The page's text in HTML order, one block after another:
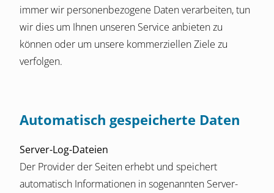
immer wir personenbezogene Daten verarbeiten, tun
wir dies um Ihnen unseren Service anbieten zu
können oder um unsere kommerziellen Ziele zu
verfolgen.
Automatisch gespeicherte Daten
Server-Log-Dateien
Der Provider der Seiten erhebt und speichert
automatisch Informationen in sogenannten Server-